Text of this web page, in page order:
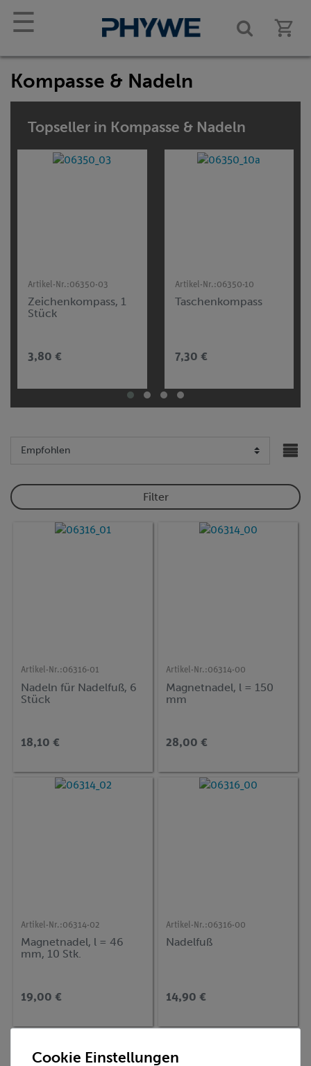
☰
Kompasse & Nadeln
Topseller in Kompasse & Nadeln
Artikel-Nr.:06350-03
Zeichenkompass, 1
Stück
3,80 €
Artikel-Nr.:06350-10
Taschenkompass
7,30 €
Filter
Artikel-Nr.:06316-01
Nadeln für Nadelfuß, 6
Stück
18,10 €
Artikel-Nr.:06314-00
Magnetnadel, l = 150
mm
28,00 €
Artikel-Nr.:06314-02
Magnetnadel, l = 46
mm, 10 Stk.
19,00 €
Artikel-Nr.:06316-00
Nadelfuß
14,90 €
Cookie Einstellungen